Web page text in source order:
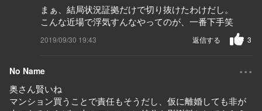
まぁ、結局状況証拠だけで切り抜けたわけだし。
こんな近場で浮気すんなやってのが、一番下手笑
2019/09/30 19:43 3
返信する
No Name ...
奥さん賢いね
マンション買うことで責任もそうだし、仮に離婚しても非が